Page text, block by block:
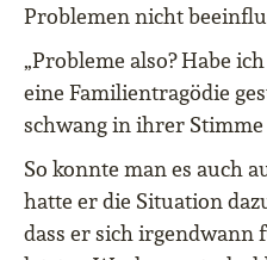
Problemen nicht
„Probleme also? Habe
eine Familientragödie
schwang in ihrer
So konnte man es auch
hatte er die Situation
dass er sich irgendwann